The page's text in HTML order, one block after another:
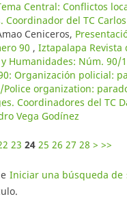
Central: Conflictos
Coordinador del TC
Ceniceros,
90 , Iztapalapa Revista
Humanidades: Núm. 90/
Organización policial:
Police organization:
Coordinadores del TC
Vega Godínez
23 24 25 26 27 28 > >>
Iniciar una búsqueda de